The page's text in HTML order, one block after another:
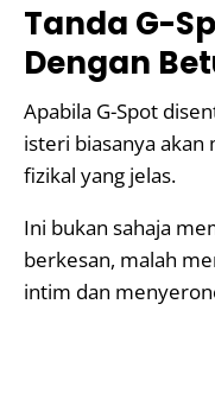
Tanda G-
Dengan
Apabila G-Spot
isteri biasanya
fizikal yang jelas.
Ini bukan sahaja
berkesan, malah
intim dan